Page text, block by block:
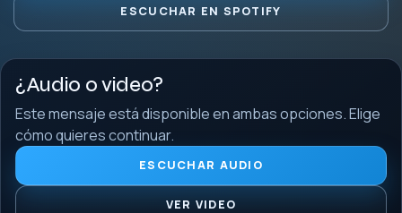
ESCUCHAR EN SPOTIFY
¿Audio o video?
Este mensaje está disponible en ambas opciones. Elige
cómo quieres continuar.
ESCUCHAR AUDIO
VER VIDEO